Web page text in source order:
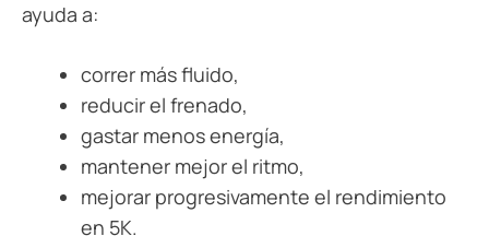
ayuda a:
correr más fluido,
reducir el frenado,
gastar menos energía,
mantener mejor el ritmo,
mejorar progresivamente el rendimiento
en 5K.